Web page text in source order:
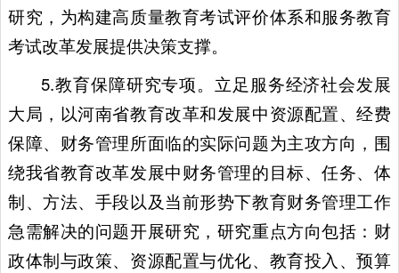
研究，为构建高质量教育考试评价体系和服务教育
考试改革发展提供决策支撑。
5.教育保障研究专项。立足服务经济社会发展
大局，以河南省教育改革和发展中资源配置、经费
保障、财务管理所面临的实际问题为主攻方向，围
绕我省教育改革发展中财务管理的目标、任务、体
制、方法、手段以及当前形势下教育财务管理工作
急需解决的问题开展研究，研究重点方向包括：财
政体制与政策、资源配置与优化、教育投入、预算